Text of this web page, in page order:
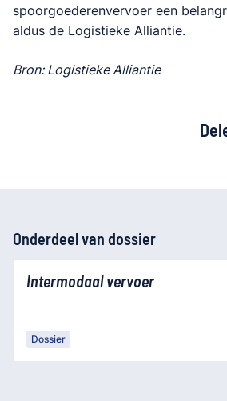
spoorgoederenvervoer een
aldus de Logistieke Alliantie.
Bron: Logistieke Alliantie
Onderdeel van dossier
Intermodaal vervoer
Dossier